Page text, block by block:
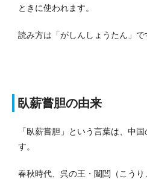
ときに使われます。
読み方は「がしんしょうたん」で
臥薪嘗胆の由来
「臥薪嘗胆」という言葉は、中
す。
春秋時代、呉の王・闔閭（こう